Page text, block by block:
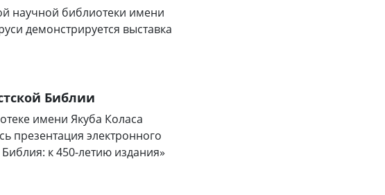
научной библиотеки имени
демонстрируется выставка
Библии
имени Якуба Коласа
презентация электронного
к 450-летию издания»